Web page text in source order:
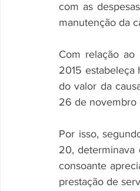
com as
manutenção da
Com relação
2015 estabeleça
do valor da
26 de novembro
Por isso,
20, determinava
consoante
prestação de